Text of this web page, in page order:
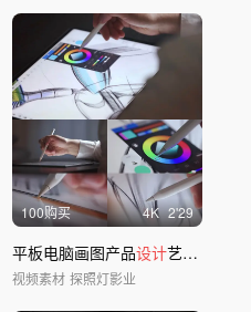
地产蓝图设计师
100购买 4K 2'29
平板电脑画图产品设计艺术绘图
视频素材 探照灯影业